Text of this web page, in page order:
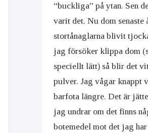
“buckliga” på ytan. Sen
varit det. Nu dom senaste
stortånaglarna blivit
jag försöker klippa dom
speciellt lätt) så blir det
pulver. Jag vågar knappt
barfota längre. Det är
jag undrar om det finns
botemedel mot det jag